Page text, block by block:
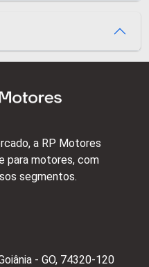
a RP Motores
para motores, com
segmentos.
- GO, 74320-120